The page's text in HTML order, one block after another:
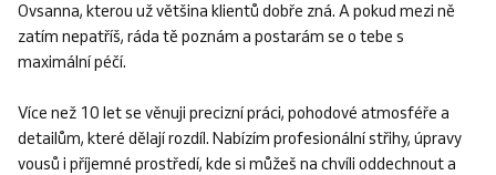
Ovsanna, kterou už většina klientů dobře zná. A pokud mezi ně
zatím nepatříš, ráda tě poznám a postarám se o tebe s
maximální péčí.
Více než 10 let se věnuji precizní práci, pohodové atmosféře a
detailům, které dělají rozdíl. Nabízím profesionální střihy, úpravy
vousů i příjemné prostředí, kde si můžeš na chvíli oddechnout a